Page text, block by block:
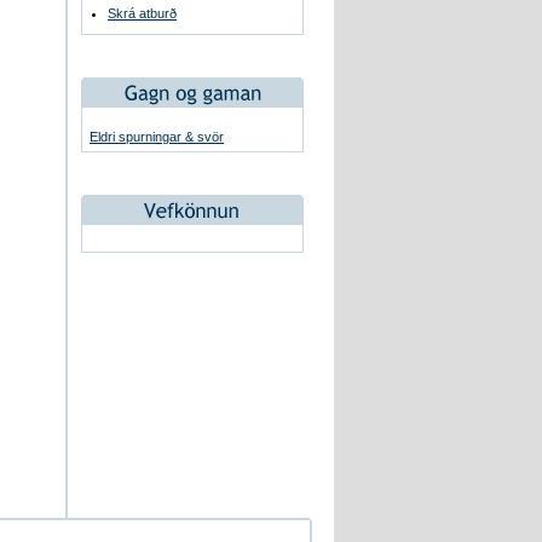
Skrá atburð
Eldri spurningar & svör